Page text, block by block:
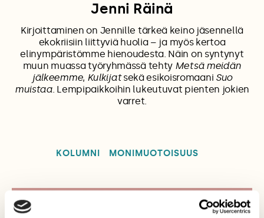
Jenni Räinä
Kirjoittaminen on Jennille tärkeä keino jäsennellä
ekokriisiin liittyviä huolia – ja myös kertoa
elinympäristömme hienoudesta. Näin on syntynyt
muun muassa työryhmässä tehty Metsä meidän
jälkeemme, Kulkijatsekä esikoisromaani Suo
muistaa. Lempipaikkoihin lukeutuvat pienten jokien
varret.
KOLUMNI MONIMUOTOISUUS